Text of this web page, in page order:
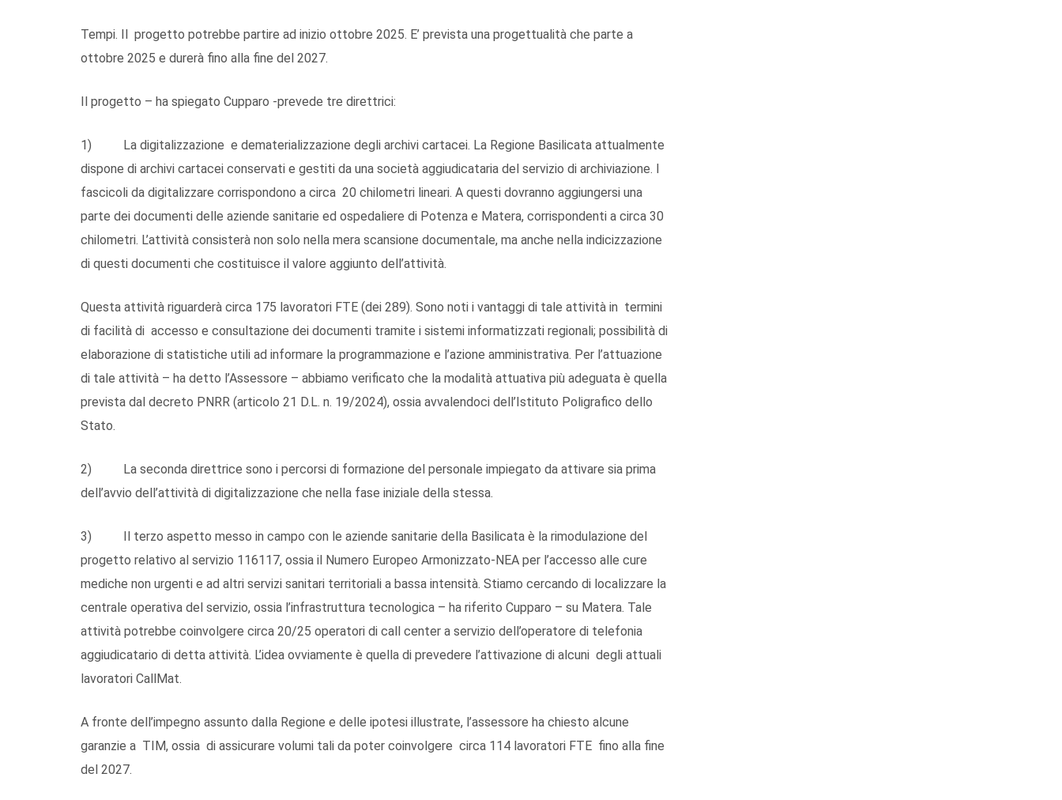
Tempi. Il progetto potrebbe partire ad inizio ottobre 2025. E’ prevista una progettualità che parte a
ottobre 2025 e durerà fino alla fine del 2027.
Il progetto – ha spiegato Cupparo -prevede tre direttrici:
1) La digitalizzazione e dematerializzazione degli archivi cartacei. La Regione Basilicata attualmente
dispone di archivi cartacei conservati e gestiti da una società aggiudicataria del servizio di archiviazione. I
fascicoli da digitalizzare corrispondono a circa 20 chilometri lineari. A questi dovranno aggiungersi una
parte dei documenti delle aziende sanitarie ed ospedaliere di Potenza e Matera, corrispondenti a circa 30
chilometri. L’attività consisterà non solo nella mera scansione documentale, ma anche nella indicizzazione
di questi documenti che costituisce il valore aggiunto dell’attività.
Questa attività riguarderà circa 175 lavoratori FTE (dei 289). Sono noti i vantaggi di tale attività in termini
di facilità di accesso e consultazione dei documenti tramite i sistemi informatizzati regionali; possibilità di
elaborazione di statistiche utili ad informare la programmazione e l’azione amministrativa. Per l’attuazione
di tale attività – ha detto l’Assessore – abbiamo verificato che la modalità attuativa più adeguata è quella
prevista dal decreto PNRR (articolo 21 D.L. n. 19/2024), ossia avvalendoci dell’Istituto Poligrafico dello
Stato.
2) La seconda direttrice sono i percorsi di formazione del personale impiegato da attivare sia prima
dell’avvio dell’attività di digitalizzazione che nella fase iniziale della stessa.
3) Il terzo aspetto messo in campo con le aziende sanitarie della Basilicata è la rimodulazione del
progetto relativo al servizio 116117, ossia il Numero Europeo Armonizzato-NEA per l’accesso alle cure
mediche non urgenti e ad altri servizi sanitari territoriali a bassa intensità. Stiamo cercando di localizzare la
centrale operativa del servizio, ossia l’infrastruttura tecnologica – ha riferito Cupparo – su Matera. Tale
attività potrebbe coinvolgere circa 20/25 operatori di call center a servizio dell’operatore di telefonia
aggiudicatario di detta attività. L’idea ovviamente è quella di prevedere l’attivazione di alcuni degli attuali
lavoratori CallMat.
A fronte dell’impegno assunto dalla Regione e delle ipotesi illustrate, l’assessore ha chiesto alcune
garanzie a TIM, ossia di assicurare volumi tali da poter coinvolgere circa 114 lavoratori FTE fino alla fine
del 2027.